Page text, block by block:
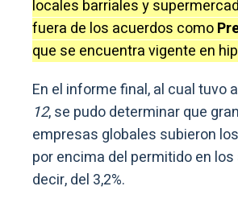
locales barriales y
fuera de los acuerdos como
que se encuentra vigente en
En el informe final, al cual tuvo
12, se pudo determinar que
empresas globales subieron
por encima del permitido en
decir, del 3,2%.